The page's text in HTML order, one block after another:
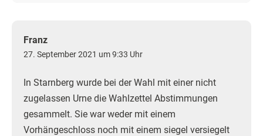
Franz
27. September 2021 um 9:33 Uhr
In Starnberg wurde bei der Wahl mit einer nicht
zugelassen Urne die Wahlzettel Abstimmungen
gesammelt. Sie war weder mit einem
Vorhängeschloss noch mit einem siegel versiegelt